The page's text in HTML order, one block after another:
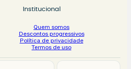
Institucional
Quem somos
Descontos progressivos
Política de privacidade
Termos de uso